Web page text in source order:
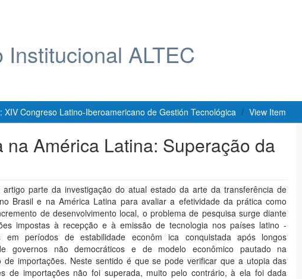
Institucional ALTEC
XIV Congreso Latino-Iberoamericano de Gestión Tecnológica View Item
América Latina: Superação da
artigo parte da investigação do atual estado da arte da transferência de
Brasil e na América Latina para avaliar a efetividade da prática como
de desenvolvimento local, o problema de pesquisa surge diante
impostas à recepção e à emissão de tecnologia nos países latino -
em períodos de estabilidade econôm ica conquistada após longos
governos não democráticos e de modelo econômico pautado na
de importações. Neste sentido é que se pode verificar que a utopia das
de importações não foi superada, muito pelo contrário, à ela foi dada